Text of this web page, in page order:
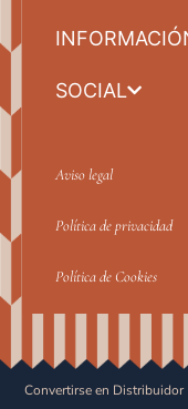
SOCIAL
Aviso legal
Política de privacidad
Política de Cookies
Convertirse en Distribuidor